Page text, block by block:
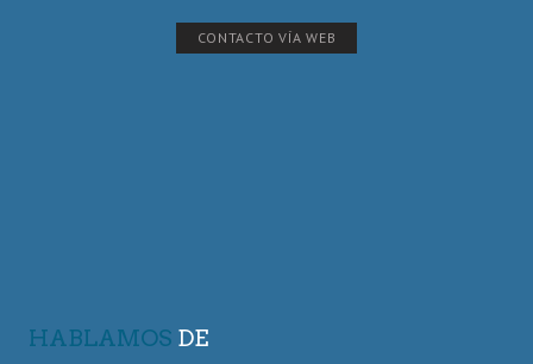
CONTACTO VÍA WEB
HABLAMOS DE